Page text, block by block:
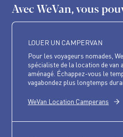
Avec WeVan, vous
LOUER UN CAMPERVAN
Pour les voyageurs nomades,
spécialiste de la location de van
aménagé. Échappez-vous le
vagabondez plus longtemps
WeVan Location Camperans